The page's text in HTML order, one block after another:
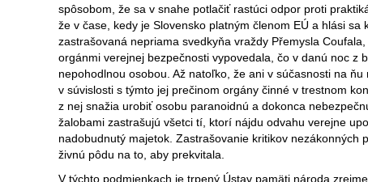
spôsobom, že sa v snahe potlačiť rastúci odpor proti
že v čase, kedy je Slovensko platným členom EÚ a hlási
zastrašovaná nepriama svedkyňa vraždy Přemysla
orgánmi verejnej bezpečnosti vypovedala, čo v danú noc z
nepohodlnou osobou. Až natoľko, že ani v súčasnosti na
v súvislosti s týmto jej prečinom orgány činné v trestnom
z nej snažia urobiť osobu paranoidnú a dokonca
žalobami zastrašujú všetci tí, ktorí nájdu odvahu verejne
nadobudnutý majetok. Zastrašovanie kritikov
živnú pôdu na to, aby prekvitala.
V týchto podmienkach je trpený Ústav pamäti národa